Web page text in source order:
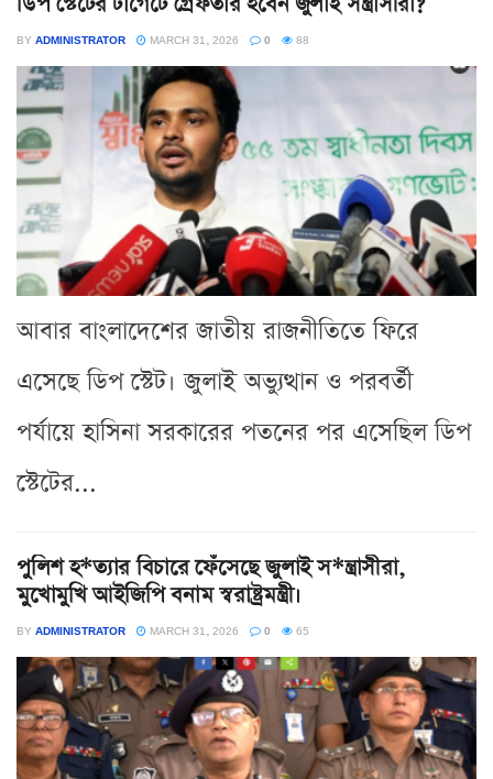
BY ADMINISTRATOR MARCH 31, 2026 0 88
আবার বাংলাদেশের জাতীয় রাজনীতিতে ফিরে
এসেছে ডিপ স্টেট। জুলাই অভ্যুত্থান ও পরবর্তী
পর্যায়ে হাসিনা সরকারের পতনের পর এসেছিল ডিপ
স্টেটের...
পুলিশ হ*ত্যার বিচারে ফেঁসেছে জুলাই স*ন্ত্রাসীরা,
মুখোমুখি আইজিপি বনাম স্বরাষ্ট্রমন্ত্রী।
BY ADMINISTRATOR MARCH 31, 2026 0 65